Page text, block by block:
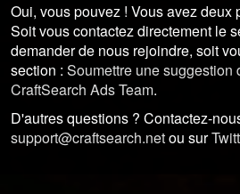
Oui, vous pouvez ! Vous avez deux
Soit vous contactez directement le
demander de nous rejoindre, soit
section : Soumettre une suggestion
CraftSearch Ads Team.
D'autres questions ? Contactez-
support@craftsearch.netou sur